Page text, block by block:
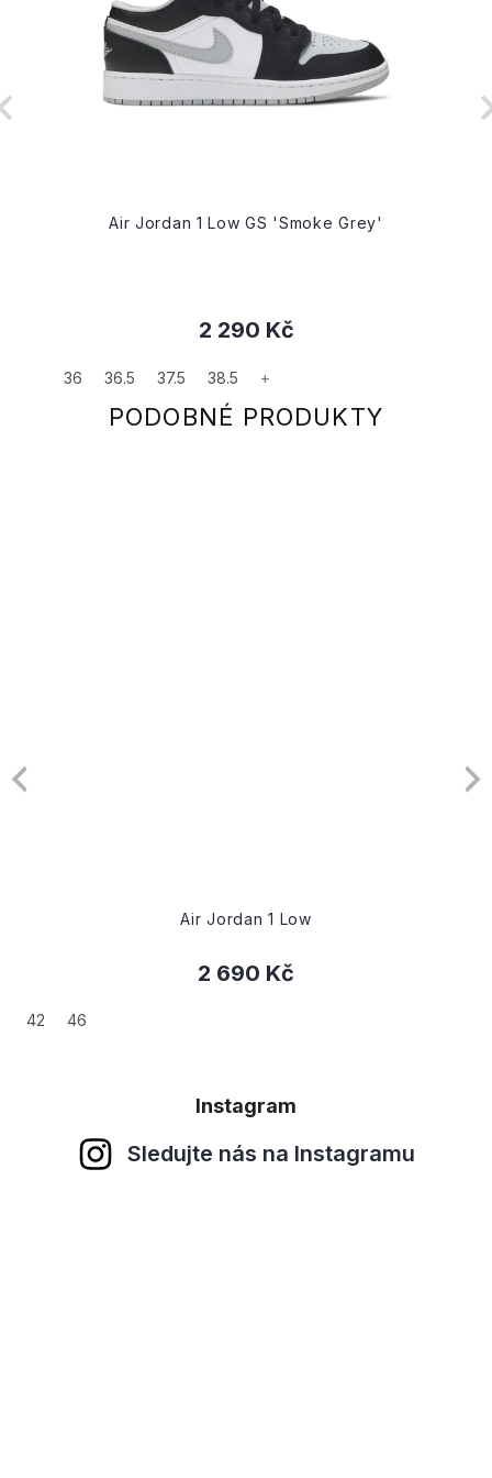
Air Jordan 1 Low GS 'Smoke Grey'
2 290 Kč
36 36.5 37.5 38.5 +
Air Jordan 1 Low
2 690 Kč
42 46
Instagram
Sledujte nás na Instagramu